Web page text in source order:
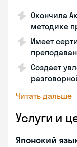
Окончила
методике
Имеет
Создает
Читать дальше
Услуги и
Японский